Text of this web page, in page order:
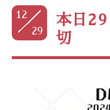
12
29
本日
切